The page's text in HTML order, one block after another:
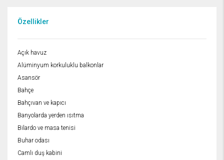
Özellikler
Açık havuz
Alüminyum korkuluklu balkonlar
Asansör
Bahçe
Bahçıvan ve kapıcı
Banyolarda yerden ısıtma
Bilardo ve masa tenisi
Buhar odası
Camlı duş kabini